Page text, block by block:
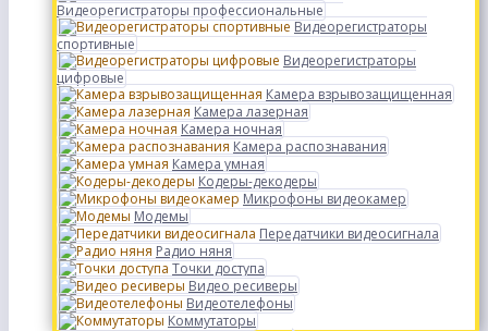
Видеорегистраторы профессиональные
Видеорегистраторы
спортивные
Видеорегистраторы
цифровые
Камера взрывозащищенная
Камера лазерная
Камера ночная
Камера распознавания
Камера умная
Кодеры-декодеры
Микрофоны видеокамер
Модемы
Передатчики видеосигнала
Радио няня
Точки доступа
Видео ресиверы
Видеотелефоны
Коммутаторы